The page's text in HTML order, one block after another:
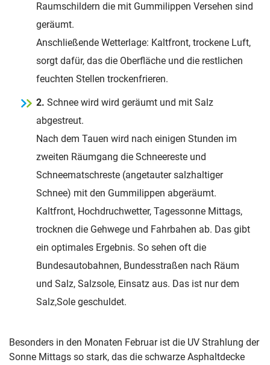
Raumschildern die mit Gummilippen Versehen sind
geräumt.
Anschließende Wetterlage: Kaltfront, trockene Luft,
sorgt dafür, das die Oberfläche und die restlichen
feuchten Stellen trockenfrieren.
2. Schnee wird wird geräumt und mit Salz
abgestreut.
Nach dem Tauen wird nach einigen Stunden im
zweiten Räumgang die Schneereste und
Schneematschreste (angetauter salzhaltiger
Schnee) mit den Gummilippen abgeräumt.
Kaltfront, Hochdruchwetter, Tagessonne Mittags,
trocknen die Gehwege und Fahrbahen ab. Das gibt
ein optimales Ergebnis. So sehen oft die
Bundesautobahnen, Bundesstraßen nach Räum
und Salz, Salzsole, Einsatz aus. Das ist nur dem
Salz,Sole geschuldet.
Besonders in den Monaten Februar ist die UV Strahlung der
Sonne Mittags so stark, das die schwarze Asphaltdecke